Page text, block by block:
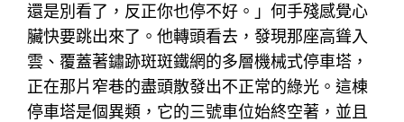
還是別看了，反正你也停不好。」何手殘感覺心
臟快要跳出來了。他轉頭看去，發現那座高聳入
雲、覆蓋著鏽跡斑斑鐵網的多層機械式停車塔，
正在那片窄巷的盡頭散發出不正常的綠光。這棟
停車塔是個異類，它的三號車位始終空著，並且